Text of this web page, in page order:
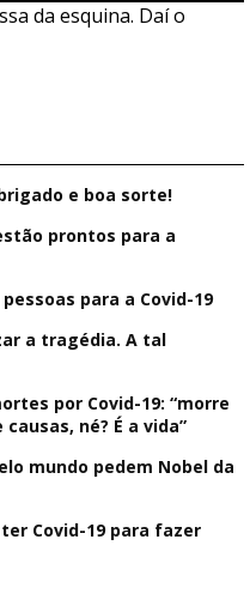
da esquina. Daí o
e boa sorte!
prontos para a
para a Covid-19
a tragédia. A tal
por Covid-19: “morre
né? É a vida”
mundo pedem Nobel da
Covid-19 para fazer